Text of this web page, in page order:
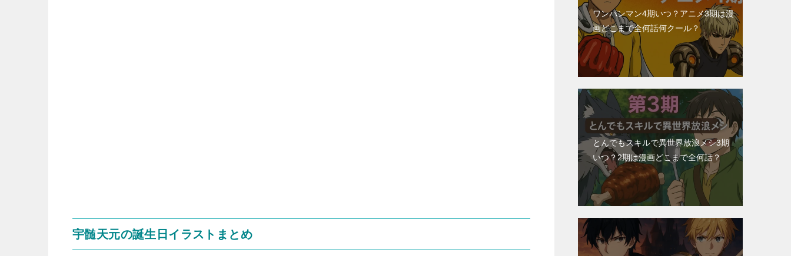
宇髄天元の誕生日イラストまとめ
ワンパンマン4期いつ？アニメ3期は漫
画どこまで全何話何クール？
とんでもスキルで異世界放浪メシ3期
いつ？2期は漫画どこまで全何話？